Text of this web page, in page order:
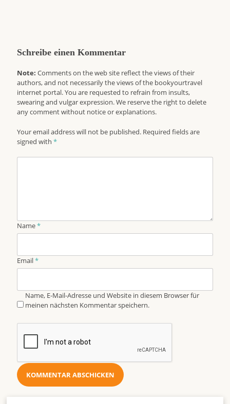
Schreibe einen Kommentar
Note: Comments on the web site reflect the views of their
authors, and not necessarily the views of the bookyourtravel
internet portal. You are requested to refrain from insults,
swearing and vulgar expression. We reserve the right to delete
any comment without notice or explanations.
Your email address will not be published. Required fields are
signed with*
Name*
Email*
Name, E-Mail-Adresse und Website in diesem Browser für
meinen nächsten Kommentar speichern.